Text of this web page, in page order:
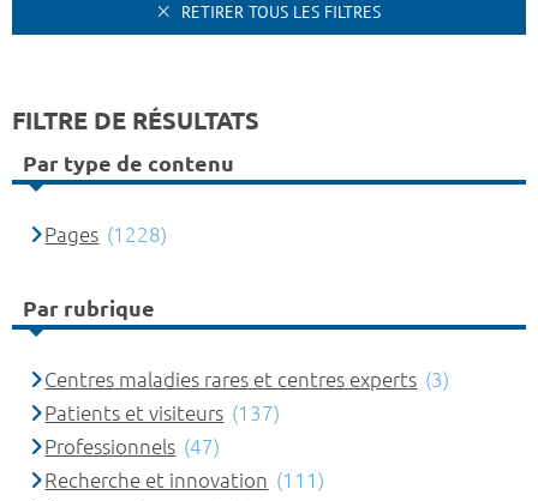
RETIRER TOUS LES FILTRES
FILTRE DE RÉSULTATS
Par type de contenu
Pages (1228)
Par rubrique
Centres maladies rares et centres experts (3)
Patients et visiteurs (137)
Professionnels (47)
Recherche et innovation (111)